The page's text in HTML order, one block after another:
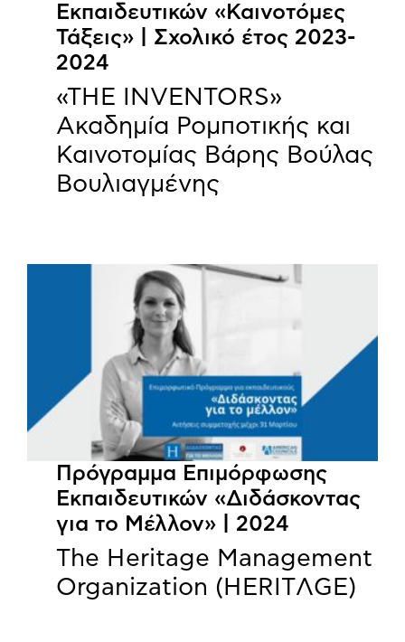
Εκπαιδευτικών «Καινοτόμες
Τάξεις» | Σχολικό έτος 2023-
2024
«THE INVENTORS»
Ακαδημία Ρομποτικής και
Καινοτομίας Βάρης Βούλας
Βουλιαγμένης
Πρόγραμμα Επιμόρφωσης
Εκπαιδευτικών «Διδάσκοντας
για το Μέλλον» | 2024
The Heritage Management
Organization (HERITΛGΕ)